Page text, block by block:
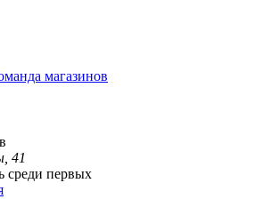
магазинов
41
среди первых